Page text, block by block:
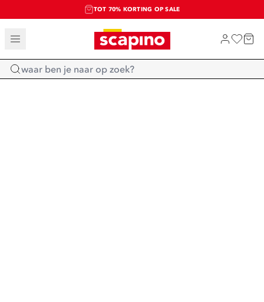
TOT 70% KORTING OP SALE
SALE: LAATSTE KANS!
SHOP NIEUW
Home